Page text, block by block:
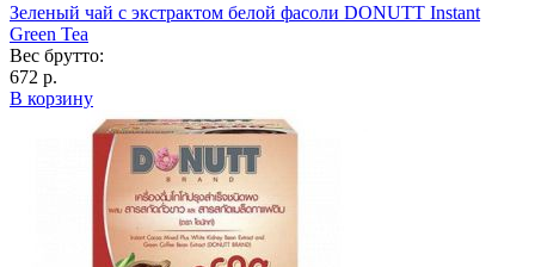
Зеленый чай с экстрактом белой фасоли DONUTT Instant
Green Tea
Вес брутто:
672 р.
В корзину